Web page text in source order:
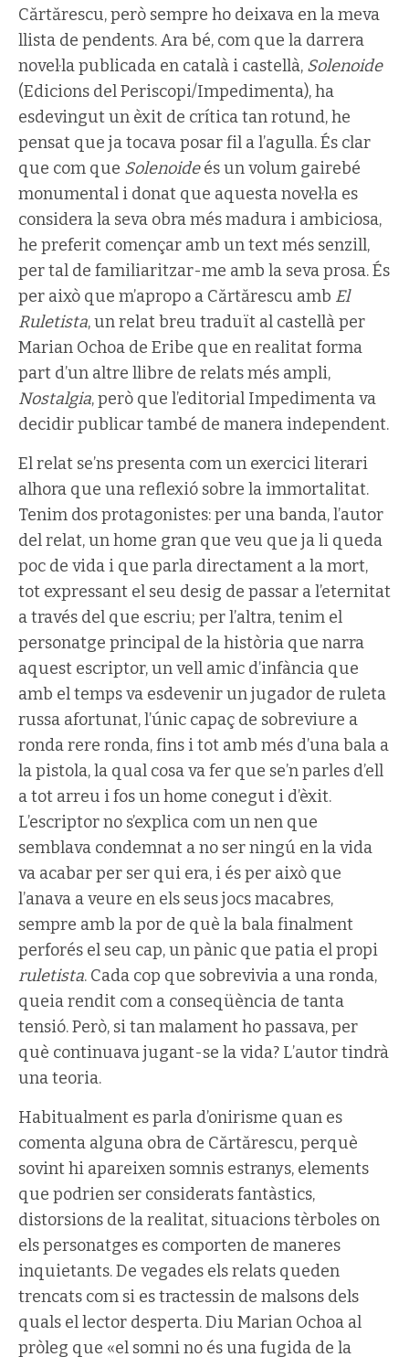
Cărtărescu, però sempre ho deixava en la meva
llista de pendents. Ara bé, com que la darrera
novel·la publicada en català i castellà, Solenoide
(Edicions del Periscopi/Impedimenta), ha
esdevingut un èxit de crítica tan rotund, he
pensat que ja tocava posar fil a l’agulla. És clar
que com que Solenoideés un volum gairebé
monumental i donat que aquesta novel·la es
considera la seva obra més madura i ambiciosa,
he preferit començar amb un text més senzill,
per tal de familiaritzar-me amb la seva prosa. És
per això que m’apropo a Cărtărescu amb El
Ruletista, un relat breu traduït al castellà per
Marian Ochoa de Eribe que en realitat forma
part d’un altre llibre de relats més ampli,
Nostalgia, però que l’editorial Impedimenta va
decidir publicar també de manera independent.
El relat se’ns presenta com un exercici literari
alhora que una reflexió sobre la immortalitat.
Tenim dos protagonistes: per una banda, l’autor
del relat, un home gran que veu que ja li queda
poc de vida i que parla directament a la mort,
tot expressant el seu desig de passar a l’eternitat
a través del que escriu; per l’altra, tenim el
personatge principal de la història que narra
aquest escriptor, un vell amic d’infància que
amb el temps va esdevenir un jugador de ruleta
russa afortunat, l’únic capaç de sobreviure a
ronda rere ronda, fins i tot amb més d’una bala a
la pistola, la qual cosa va fer que se’n parles d’ell
a tot arreu i fos un home conegut i d’èxit.
L’escriptor no s’explica com un nen que
semblava condemnat a no ser ningú en la vida
va acabar per ser qui era, i és per això que
l’anava a veure en els seus jocs macabres,
sempre amb la por de què la bala finalment
perforés el seu cap, un pànic que patia el propi
ruletista. Cada cop que sobrevivia a una ronda,
queia rendit com a conseqüència de tanta
tensió. Però, si tan malament ho passava, per
què continuava jugant-se la vida? L’autor tindrà
una teoria.
Habitualment es parla d’onirisme quan es
comenta alguna obra de Cărtărescu, perquè
sovint hi apareixen somnis estranys, elements
que podrien ser considerats fantàstics,
distorsions de la realitat, situacions tèrboles on
els personatges es comporten de maneres
inquietants. De vegades els relats queden
trencats com si es tractessin de malsons dels
quals el lector desperta. Diu Marian Ochoa al
pròleg que «el somni no és una fugida de la